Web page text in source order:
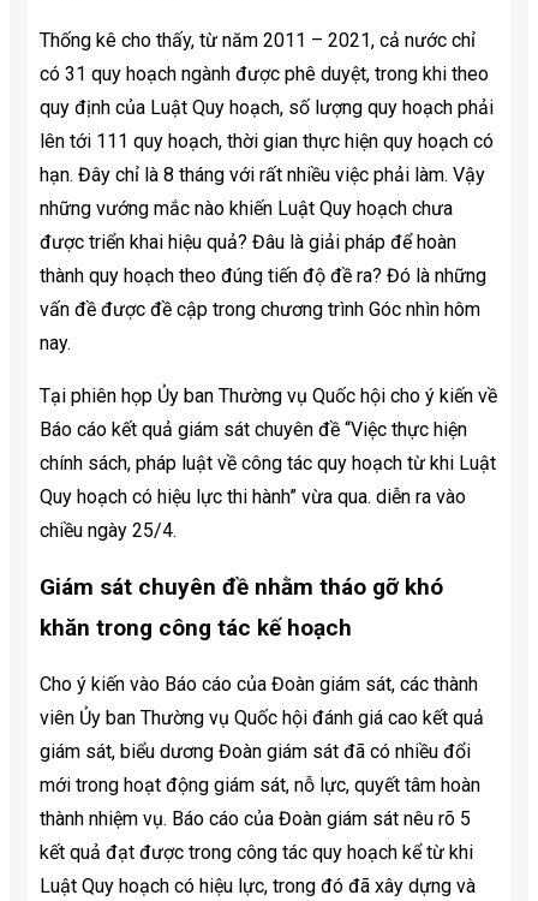
Thống kê cho thấy, từ năm 2011 – 2021, cả nước chỉ
có 31 quy hoạch ngành được phê duyệt, trong khi theo
quy định của Luật Quy hoạch, số lượng quy hoạch phải
lên tới 111 quy hoạch, thời gian thực hiện quy hoạch có
hạn. Đây chỉ là 8 tháng với rất nhiều việc phải làm. Vậy
những vướng mắc nào khiến Luật Quy hoạch chưa
được triển khai hiệu quả? Đâu là giải pháp để hoàn
thành quy hoạch theo đúng tiến độ đề ra? Đó là những
vấn đề được đề cập trong chương trình Góc nhìn hôm
nay.
Tại phiên họp Ủy ban Thường vụ Quốc hội cho ý kiến ​​về
Báo cáo kết quả giám sát chuyên đề “Việc thực hiện
chính sách, pháp luật về công tác quy hoạch từ khi Luật
Quy hoạch có hiệu lực thi hành” vừa qua. diễn ra vào
chiều ngày 25/4.
Giám sát chuyên đề nhằm tháo gỡ khó
khăn trong công tác kế hoạch
Cho ý kiến ​​vào Báo cáo của Đoàn giám sát, các thành
viên Ủy ban Thường vụ Quốc hội đánh giá cao kết quả
giám sát, biểu dương Đoàn giám sát đã có nhiều đổi
mới trong hoạt động giám sát, nỗ lực, quyết tâm hoàn
thành nhiệm vụ. Báo cáo của Đoàn giám sát nêu rõ 5
kết quả đạt được trong công tác quy hoạch kể từ khi
Luật Quy hoạch có hiệu lực, trong đó đã xây dựng và